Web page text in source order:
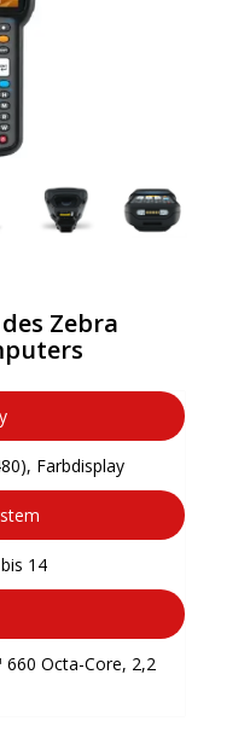
Zebra
Farbdisplay
14
Octa-Core, 2,2